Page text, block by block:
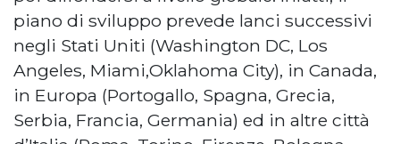
piano di sviluppo prevede lanci successivi
negli Stati Uniti (Washington DC, Los
Angeles, Miami,Oklahoma City), in Canada,
in Europa (Portogallo, Spagna, Grecia,
Serbia, Francia, Germania) ed in altre città